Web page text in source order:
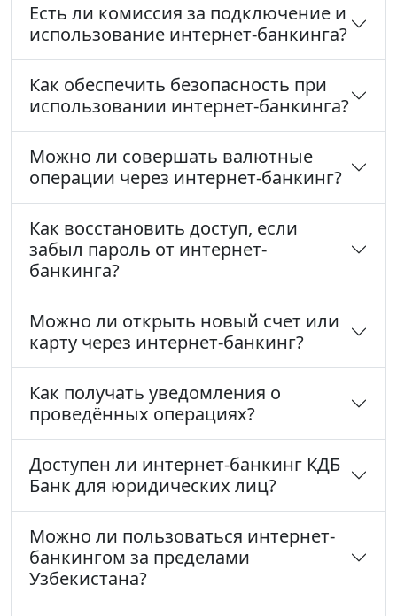
Есть ли комиссия за подключение и
использование интернет-банкинга?
Как обеспечить безопасность при
использовании интернет-банкинга?
Можно ли совершать валютные
операции через интернет-банкинг?
Как восстановить доступ, если
забыл пароль от интернет-
банкинга?
Можно ли открыть новый счет или
карту через интернет-банкинг?
Как получать уведомления о
проведённых операциях?
Доступен ли интернет-банкинг КДБ
Банк для юридических лиц?
Можно ли пользоваться интернет-
банкингом за пределами
Узбекистана?